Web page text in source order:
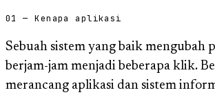
01 — Kenapa aplikasi
Sebuah sistem yang baik mengubah
berjam-jam menjadi beberapa klik.
merancang aplikasi dan sistem